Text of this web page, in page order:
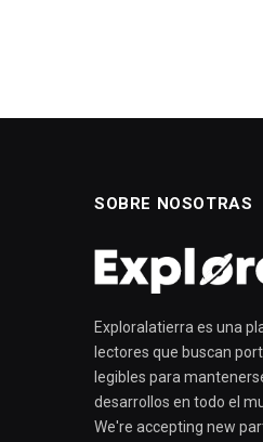
SOBRE NOSOTRAS
Exploralatierra es una
lectores que buscan
legibles para
desarrollos en todo el
We're accepting new